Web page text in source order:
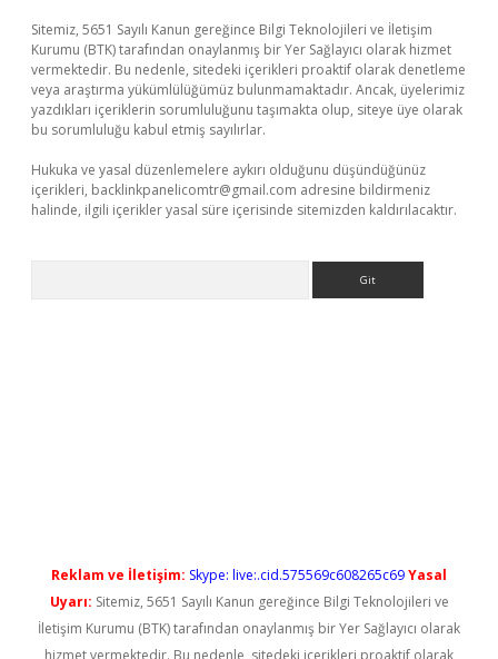
Sitemiz, 5651 Sayılı Kanun gereğince Bilgi Teknolojileri ve İletişim
Kurumu (BTK) tarafından onaylanmış bir Yer Sağlayıcı olarak hizmet
vermektedir. Bu nedenle, sitedeki içerikleri proaktif olarak denetleme
veya araştırma yükümlülüğümüz bulunmamaktadır. Ancak, üyelerimiz
yazdıkları içeriklerin sorumluluğunu taşımakta olup, siteye üye olarak
bu sorumluluğu kabul etmiş sayılırlar.
Hukuka ve yasal düzenlemelere aykırı olduğunu düşündüğünüz
içerikleri, backlinkpanelicomtr@gmail.com adresine bildirmeniz
halinde, ilgili içerikler yasal süre içerisinde sitemizden kaldırılacaktır.
Reklam ve İletişim: Skype: live:.cid.575569c608265c69Yasal
Uyarı: Sitemiz, 5651 Sayılı Kanun gereğince Bilgi Teknolojileri ve
İletişim Kurumu (BTK) tarafından onaylanmış bir Yer Sağlayıcı olarak
hizmet vermektedir. Bu nedenle, sitedeki içerikleri proaktif olarak